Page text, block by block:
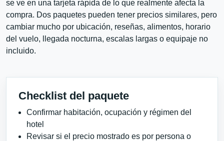
se ve en una tarjeta rápida de lo que realmente afecta la
compra. Dos paquetes pueden tener precios similares, pero
cambiar mucho por ubicación, reseñas, alimentos, horario
del vuelo, llegada nocturna, escalas largas o equipaje no
incluido.
Checklist del paquete
Confirmar habitación, ocupación y régimen del
hotel
Revisar si el precio mostrado es por persona o